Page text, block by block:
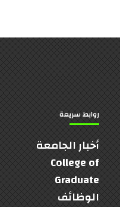
روابط سريعة
أخبار الجامعة
College of
Graduate
الوظائف